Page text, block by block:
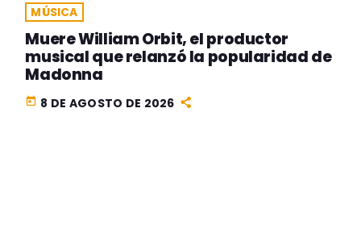
MÚSICA
Muere William Orbit, el productor
musical que relanzó la popularidad de
Madonna
today 8 DE AGOSTO DE 2026